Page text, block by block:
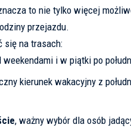
to nie tylko więcej
przejazdu.
się na trasach:
i w piątki po
kierunek wakacyjny z
, ważny wybór dla osób